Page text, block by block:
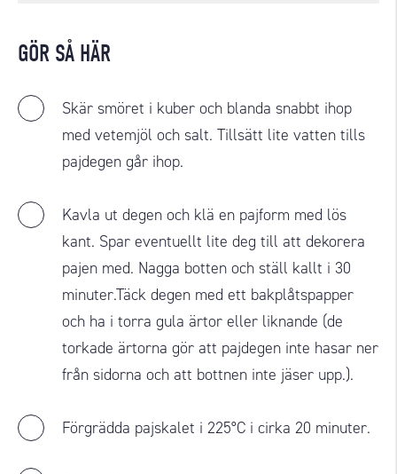
GÖR SÅ HÄR
Skär smöret i kuber och blanda snabbt ihop
med vetemjöl och salt. Tillsätt lite vatten tills
pajdegen går ihop.
Kavla ut degen och klä en pajform med lös
kant. Spar eventuellt lite deg till att dekorera
pajen med. Nagga botten och ställ kallt i 30
minuter.Täck degen med ett bakplåtspapper
och ha i torra gula ärtor eller liknande (de
torkade ärtorna gör att pajdegen inte hasar ner
från sidorna och att bottnen inte jäser upp.).
Förgrädda pajskalet i 225°C i cirka 20 minuter.